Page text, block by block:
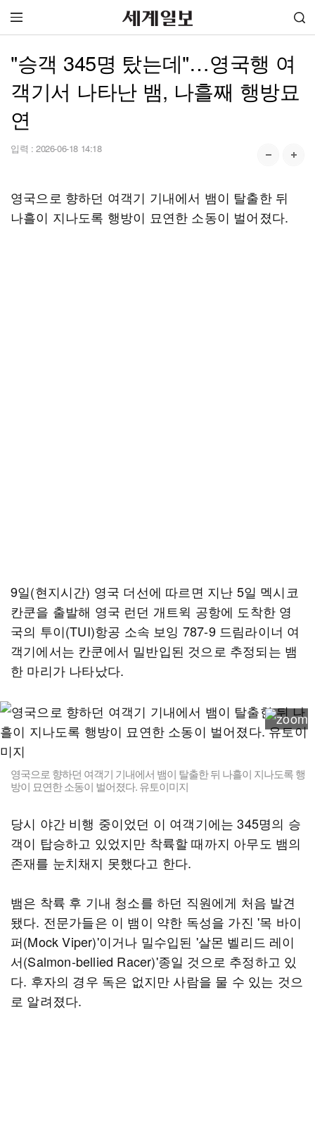
"승객 345명 탔는데"…영국행 여
객기서 나타난 뱀, 나흘째 행방묘
연
입력 : 2026-06-18 14:18
영국으로 향하던 여객기 기내에서 뱀이 탈출한 뒤
나흘이 지나도록 행방이 묘연한 소동이 벌어졌다.
9일(현지시간) 영국 더선에 따르면 지난 5일 멕시코
칸쿤을 출발해 영국 런던 개트윅 공항에 도착한 영
국의 투이(TUI)항공 소속 보잉 787-9 드림라이너 여
객기에서는 칸쿤에서 밀반입된 것으로 추정되는 뱀
한 마리가 나타났다.
영국으로 향하던 여객기 기내에서 뱀이 탈출한 뒤 나흘이 지나도록 행
방이 묘연한 소동이 벌어졌다. 유토이미지
당시 야간 비행 중이었던 이 여객기에는 345명의 승
객이 탑승하고 있었지만 착륙할 때까지 아무도 뱀의
존재를 눈치채지 못했다고 한다.
뱀은 착륙 후 기내 청소를 하던 직원에게 처음 발견
됐다. 전문가들은 이 뱀이 약한 독성을 가진 '목 바이
퍼(Mock Viper)'이거나 밀수입된 '살몬 벨리드 레이
서(Salmon-bellied Racer)'종일 것으로 추정하고 있
다. 후자의 경우 독은 없지만 사람을 물 수 있는 것으
로 알려졌다.